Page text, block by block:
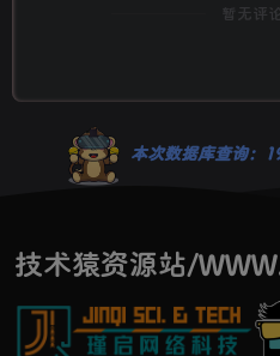
暂无评
本次数据库查询：
技术猿资源站/